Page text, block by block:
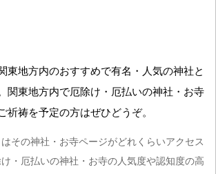
東地方内のおすすめで有名・人気の神社と
関東地方内で厄除け・厄払いの神社・お寺
祈祷を予定の方はぜひどうぞ。
その神社・お寺ページがどれくらいアクセス
・厄払いの神社・お寺の人気度や認知度の高